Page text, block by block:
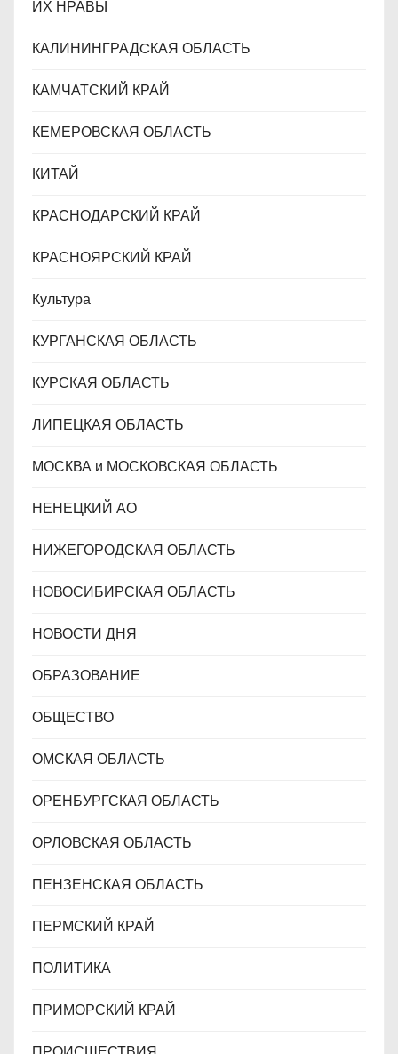
ИХ НРАВЫ
КАЛИНИНГРАДCКАЯ ОБЛАСТЬ
КАМЧАТСКИЙ КРАЙ
КЕМЕРОВСКАЯ ОБЛАСТЬ
КИТАЙ
КРАСНОДАРСКИЙ КРАЙ
КРАСНОЯРСКИЙ КРАЙ
Культура
КУРГАНСКАЯ ОБЛАСТЬ
КУРСКАЯ ОБЛАСТЬ
ЛИПЕЦКАЯ ОБЛАСТЬ
МОСКВА и МОСКОВСКАЯ ОБЛАСТЬ
НЕНЕЦКИЙ АО
НИЖЕГОРОДСКАЯ ОБЛАСТЬ
НОВОСИБИРСКАЯ ОБЛАСТЬ
НОВОСТИ ДНЯ
ОБРАЗОВАНИЕ
ОБЩЕСТВО
ОМСКАЯ ОБЛАСТЬ
ОРЕНБУРГСКАЯ ОБЛАСТЬ
ОРЛОВСКАЯ ОБЛАСТЬ
ПЕНЗЕНСКАЯ ОБЛАСТЬ
ПЕРМСКИЙ КРАЙ
ПОЛИТИКА
ПРИМОРСКИЙ КРАЙ